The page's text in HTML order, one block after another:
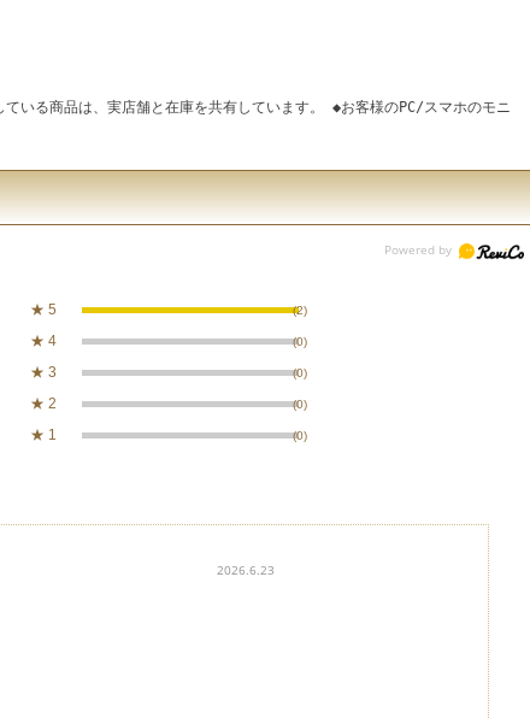
いる商品は、実店舗と在庫を共有しています。 ◆お客様のPC/スマホのモニ
★ 5 (2)
★ 4 (0)
★ 3 (0)
★ 2 (0)
★ 1 (0)
2026.6.23